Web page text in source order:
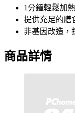
1分鐘輕鬆加
提供充足的膳
非基因改造，
商品詳情